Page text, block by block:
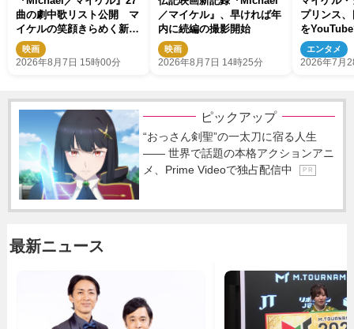
曲の劇中歌リスト公開 マ
イケルの笑顔きらめく新映
像も
映画
2026年8月7日 15時00分
／マイケル』、早ければ年
内に続編の撮影開始
映画
2026年8月7日 14時25分
プリンス
を
エンタメ
2026年7月
ピックアップ
“おっさん剣聖”の一太刀に宿る人生
―― 世界で話題の本格アクションアニ
メ、Prime Videoで独占配信中
P R
最新ニュース